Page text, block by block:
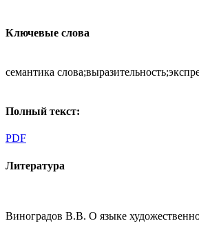
Ключевые слова
семантика
Полный текст:
PDF
Литература
Виноградов В.В. О языке